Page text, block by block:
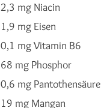
2,3 mg Niacin
1,9 mg Eisen
0,1 mg Vitamin B6
68 mg Phosphor
0,6 mg Pantothensäure
19 mg Mangan